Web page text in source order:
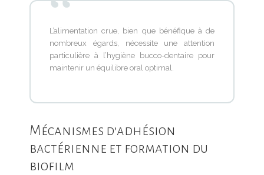
L’alimentation crue, bien que bénéfique à de
nombreux égards, nécessite une attention
particulière à l’hygiène bucco-dentaire pour
maintenir un équilibre oral optimal.
Mécanismes d’adhésion
bactérienne et formation du
biofilm